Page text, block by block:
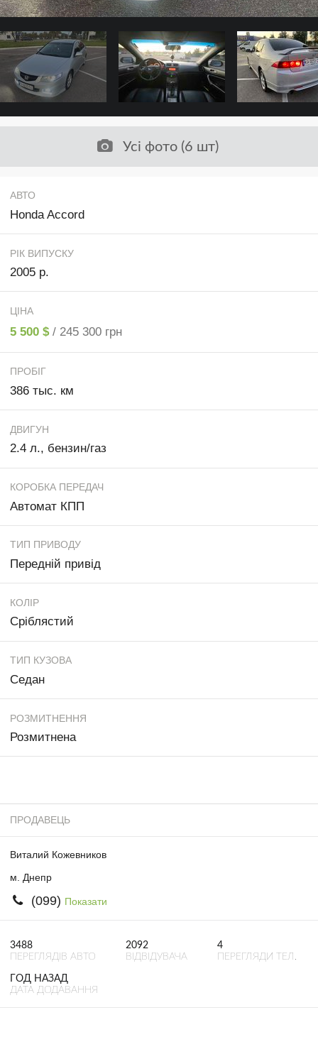
Усі фото (6 шт)
АВТО
Honda Accord
РІК ВИПУСКУ
2005 р.
ЦІНА
5 500 $ / 245 300 грн
ПРОБІГ
386 тыс. км
ДВИГУН
2.4 л., бензин/газ
КОРОБКА ПЕРЕДАЧ
Автомат КПП
ТИП ПРИВОДУ
Передній привід
КОЛІР
Сріблястий
ТИП КУЗОВА
Седан
РОЗМИТНЕННЯ
Розмитнена
ПРОДАВЕЦЬ
Виталий Кожевников
м. Днепр
(099) Показати
3488
ПЕРЕГЛЯДІВ АВТО
2092
ВІДВІДУВАЧА
4
ПЕРЕГЛЯДИ ТЕЛ.
ГОД НАЗАД
ДАТА ДОДАВАННЯ